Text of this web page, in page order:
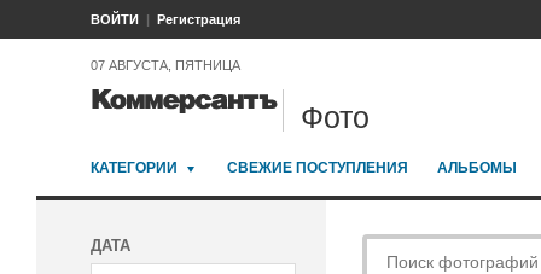
ВОЙТИ Регистрация
07 АВГУСТА, ПЯТНИЦА
Фото
КАТЕГОРИИ СВЕЖИЕ ПОСТУПЛЕНИЯ АЛЬБОМЫ
ДАТА